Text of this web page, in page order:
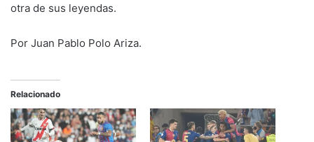
otra de sus leyendas.
Por Juan Pablo Polo Ariza.
Relacionado